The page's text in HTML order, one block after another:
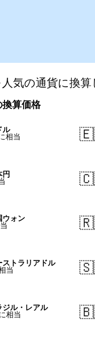
の通貨に換算
算価格
ル
相当
円
ウォン
トラリアドル
当
ル・レアル
相当